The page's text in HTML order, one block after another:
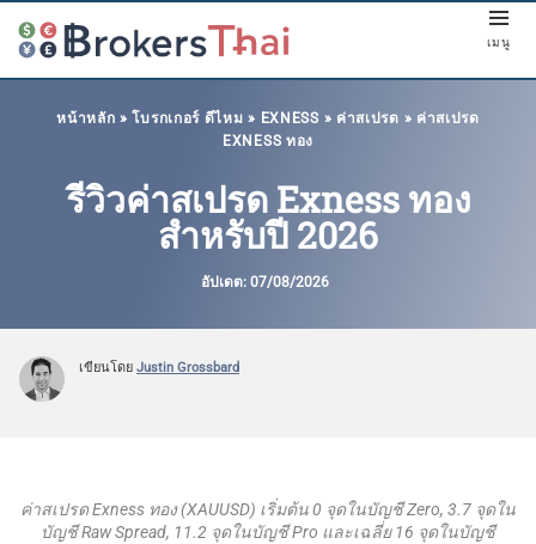
เมนู
หน้าหลัก »โบรกเกอร์ ดีไหม » EXNESS » ค่าสเปรด » ค่าสเปรด
EXNESS ทอง
รีวิวค่าสเปรด Exness ทอง
สำหรับปี 2026
อัปเดต: 07/08/2026
เขียนโดย Justin Grossbard
ค่าสเปรด Exness ทอง (XAUUSD) เริ่มต้น 0 จุดในบัญชี Zero, 3.7 จุดใน
บัญชี Raw Spread, 11.2 จุดในบัญชี Pro และเฉลี่ย 16 จุดในบัญชี